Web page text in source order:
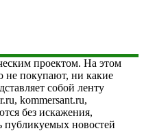
проектом. На этом
не покупают, ни какие
собой ленту
kommersant.ru,
без искажения,
публикуемых новостей